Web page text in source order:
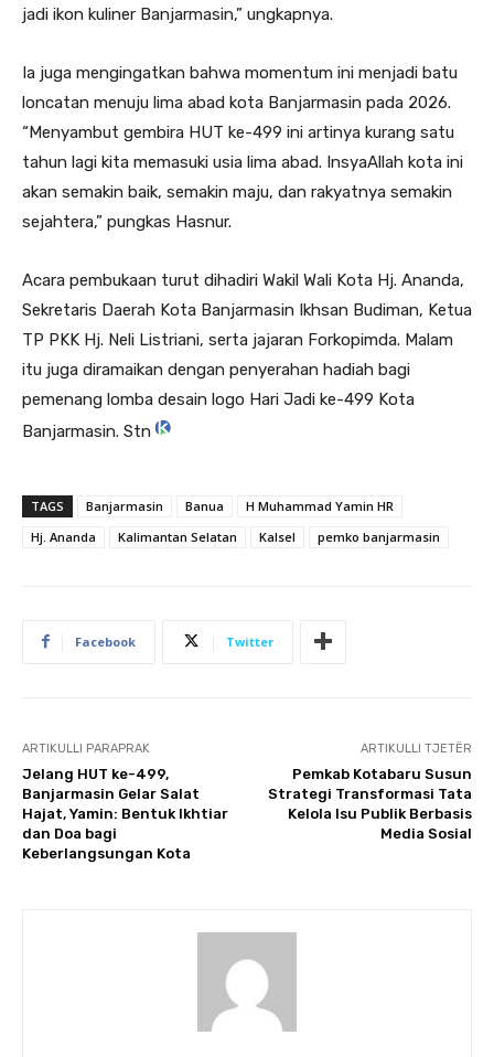
jadi ikon kuliner Banjarmasin,” ungkapnya.
Ia juga mengingatkan bahwa momentum ini menjadi batu
loncatan menuju lima abad kota Banjarmasin pada 2026.
“Menyambut gembira HUT ke-499 ini artinya kurang satu
tahun lagi kita memasuki usia lima abad. InsyaAllah kota ini
akan semakin baik, semakin maju, dan rakyatnya semakin
sejahtera,” pungkas Hasnur.
Acara pembukaan turut dihadiri Wakil Wali Kota Hj. Ananda,
Sekretaris Daerah Kota Banjarmasin Ikhsan Budiman, Ketua
TP PKK Hj. Neli Listriani, serta jajaran Forkopimda. Malam
itu juga diramaikan dengan penyerahan hadiah bagi
pemenang lomba desain logo Hari Jadi ke-499 Kota
Banjarmasin. Stn
TAGS Banjarmasin Banua
H Muhammad Yamin HR
Hj. Ananda
Kalimantan Selatan Kalsel pemko banjarmasin
Facebook Twitter
ARTIKULLI PARAPRAK
Jelang HUT ke-499,
Banjarmasin Gelar Salat
Hajat, Yamin: Bentuk Ikhtiar
dan Doa bagi
Keberlangsungan Kota
ARTIKULLI TJETËR
Pemkab Kotabaru Susun
Strategi Transformasi Tata
Kelola Isu Publik Berbasis
Media Sosial